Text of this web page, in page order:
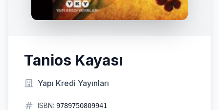
Tanios Kayası
Yapı Kredi Yayınları
ISBN: 9789750809941